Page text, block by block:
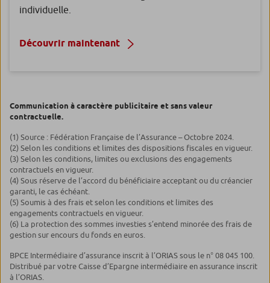
individuelle.
Découvrir maintenant
Communication à caractère publicitaire et sans valeur
contractuelle.
(1) Source : Fédération Française de l’Assurance – Octobre 2024.
(2) Selon les conditions et limites des dispositions fiscales en vigueur.
(3) Selon les conditions, limites ou exclusions des engagements
contractuels en vigueur.
(4) Sous réserve de l’accord du bénéficiaire acceptant ou du créancier
garanti, le cas échéant.
(5) Soumis à des frais et selon les conditions et limites des
engagements contractuels en vigueur.
(6) La protection des sommes investies s’entend minorée des frais de
gestion sur encours du fonds en euros.
BPCE Intermédiaire d’assurance inscrit à l’ORIAS sous le n° 08 045 100.
Distribué par votre Caisse d’Epargne intermédiaire en assurance inscrit
à l’ORIAS.